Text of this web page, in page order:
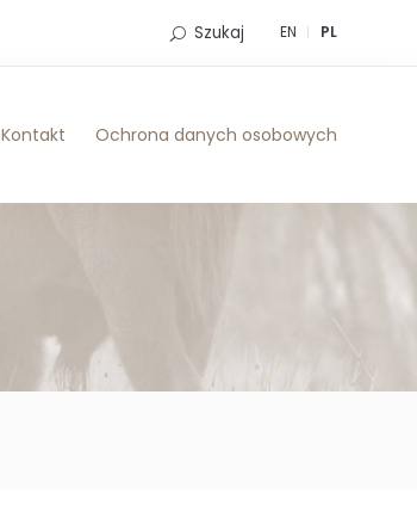
EN PL
Szukaj
Kontakt Ochrona danych osobowych